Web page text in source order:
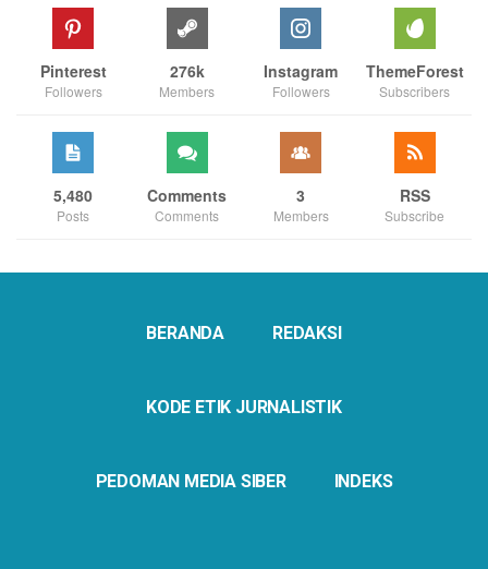
Pinterest
Followers
276k
Members
Instagram
Followers
ThemeForest
Subscribers
5,480
Posts
Comments
Comments
3
Members
RSS
Subscribe
BERANDA REDAKSI
KODE ETIK JURNALISTIK
PEDOMAN MEDIA SIBER INDEKS